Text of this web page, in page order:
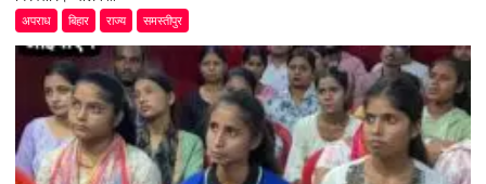
अपराध बिहार राज्य समस्तीपुर